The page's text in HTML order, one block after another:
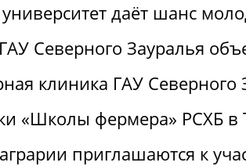
даёт шанс
Северного Зауралья
клиника ГАУ Северного
«Школы фермера» РСХБ
приглашаются к